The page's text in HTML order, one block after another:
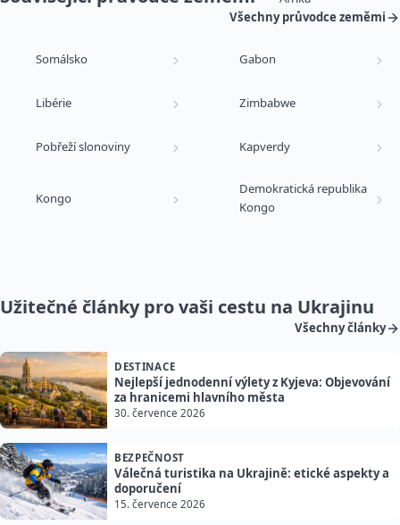
Všechny průvodce zeměmi
Somálsko Gabon
Libérie Zimbabwe
Pobřeží slonoviny Kapverdy
Kongo
Demokratická republika
Kongo
Užitečné články pro vaši cestu na Ukrajinu
Všechny články
DESTINACE
Nejlepší jednodenní výlety z Kyjeva: Objevování
za hranicemi hlavního města
30. července 2026
BEZPEČNOST
Válečná turistika na Ukrajině: etické aspekty a
doporučení
15. července 2026